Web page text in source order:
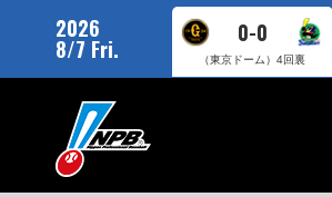
2026
8/7 Fri.
0-0
（東京ドーム）4回裏